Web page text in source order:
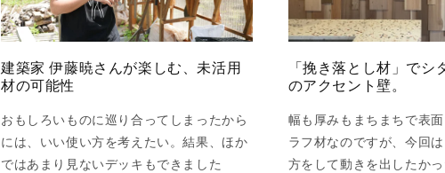
建築家 伊藤暁さんが楽しむ、未活用
材の可能性
おもしろいものに巡り合ってしまったから
には、いい使い方を考えたい。結果、ほか
ではあまり見ないデッキもできました
「挽き落とし材」でシ
のアクセント壁。
幅も厚みもまちまちで表
ラフ材なのですが、今回
方をして動きを出したか